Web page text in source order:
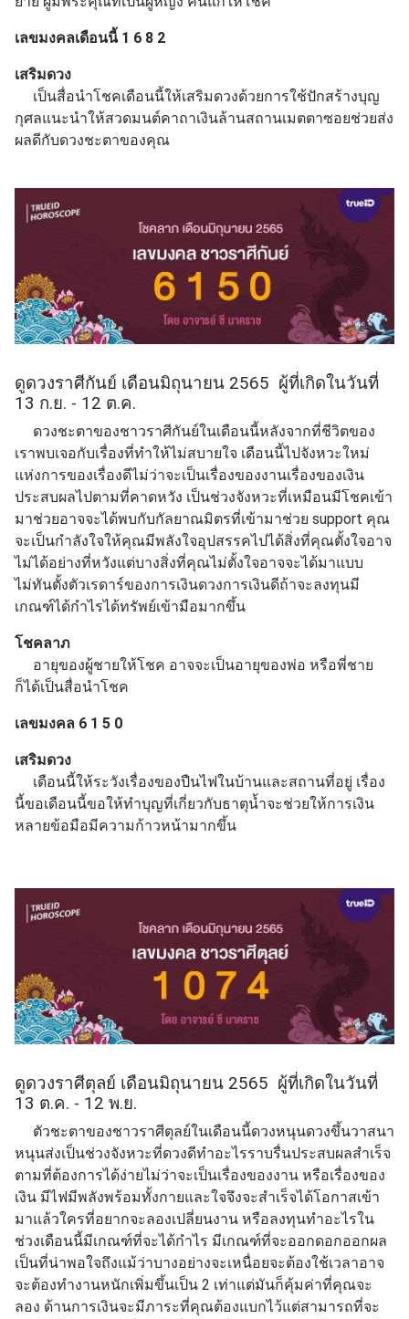
เลขมงคลเดือนนี้ 1 6 8 2
เสริมดวง
เป็นสื่อนำโชคเดือนนี้ให้เสริมดวงด้วยการใช้ปักสร้างบุญ
กุศลแนะนำให้สวดมนต์คาถาเงินล้านสถานเมตตาซอยช่วยส่ง
ผลดีกับดวงชะตาของคุณ
ดูดวงราศีกันย์ เดือนมิถุนายน 2565 ผู้ที่เกิดในวันที่
13 ก.ย. - 12 ต.ค.
ดวงชะตาของชาวราศีกันย์ในเดือนนี้หลังจากที่ชีวิตของ
เราพบเจอกับเรื่องที่ทำให้ไม่สบายใจ เดือนนี้ไปจังหวะใหม่
แห่งการของเรื่องดีไม่ว่าจะเป็นเรื่องของงานเรื่องของเงิน
ประสบผลไปตามที่คาดหวัง เป็นช่วงจังหวะที่เหมือนมีโชคเข้า
มาช่วยอาจจะได้พบกับกัลยาณมิตรที่เข้ามาช่วย support คุณ
จะเป็นกำลังใจให้คุณมีพลังใจอุปสรรคไปได้สิ่งที่คุณตั้งใจอาจ
ไม่ได้อย่างที่หวังแต่บางสิ่งที่คุณไม่ตั้งใจอาจจะได้มาแบบ
ไม่ทันตั้งตัวเรดาร์ของการเงินดวงการเงินดีถ้าจะลงทุนมี
เกณฑ์ได้กำไรได้ทรัพย์เข้ามือมากขึ้น
โชคลาภ
อายุของผู้ชายให้โชค อาจจะเป็นอายุของพ่อ หรือพี่ชาย
ก็ได้เป็นสื่อนำโชค
เลขมงคล 6 1 5 0
เสริมดวง
เดือนนี้ให้ระวังเรื่องของปืนไฟในบ้านและสถานที่อยู่ เรื่อง
นี้ขอเดือนนี้ขอให้ทำบุญที่เกี่ยวกับธาตุน้ำจะช่วยให้การเงิน
หลายข้อมือมีความก้าวหน้ามากขึ้น
ดูดวงราศีตุลย์ เดือนมิถุนายน 2565 ผู้ที่เกิดในวันที่
13 ต.ค. - 12 พ.ย.
ตัวชะตาของชาวราศีตุลย์ในเดือนนี้ดวงหนุนดวงขึ้นวาสนา
หนุนส่งเป็นช่วงจังหวะที่ดวงดีทำอะไรราบรื่นประสบผลสำเร็จ
ตามที่ต้องการได้ง่ายไม่ว่าจะเป็นเรื่องของงาน หรือเรื่องของ
เงิน มีไฟมีพลังพร้อมทั้งกายและใจจึงจะสำเร็จได้โอกาสเข้า
มาแล้วใครที่อยากจะลองเปลี่ยนงาน หรือลงทุนทำอะไรใน
ช่วงเดือนนี้มีเกณฑ์ที่จะได้กำไร มีเกณฑ์ที่จะออกดอกออกผล
เป็นที่น่าพอใจถึงแม้ว่าบางอย่างจะเหนื่อยจะต้องใช้เวลาอาจ
จะต้องทำงานหนักเพิ่มขึ้นเป็น 2 เท่าแต่มันก็คุ้มค่าที่คุณจะ
ลอง ด้านการเงินจะมีภาระที่คุณต้องแบกไว้แต่สามารถที่จะ